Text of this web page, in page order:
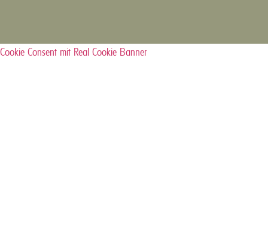
Cookie Consent mit Real Cookie Banner